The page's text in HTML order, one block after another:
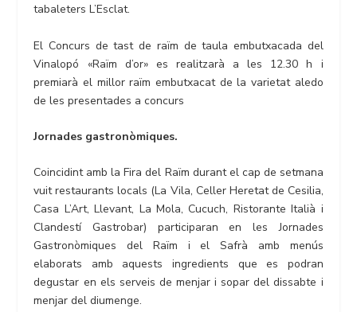
tabaleters L’Esclat.
El Concurs de tast de raïm de taula embutxacada del
Vinalopó «Raïm d’or» es realitzarà a les 12.30 h i
premiarà el millor raïm embutxacat de la varietat aledo
de les presentades a concurs
Jornades gastronòmiques.
Coincidint amb la Fira del Raïm durant el cap de setmana
vuit restaurants locals (La Vila, Celler Heretat de Cesilia,
Casa L’Art, Llevant, La Mola, Cucuch, Ristorante Italià i
Clandestí Gastrobar) participaran en les Jornades
Gastronòmiques del Raïm i el Safrà amb menús
elaborats amb aquests ingredients que es podran
degustar en els serveis de menjar i sopar del dissabte i
menjar del diumenge.